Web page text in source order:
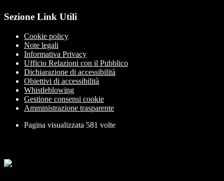
Sezione Link Utili
Cookie policy
Note legali
Informativa Privacy
Ufficio Relazioni con il Pubblico
Dichiarazione di accessibilità
Obiettivi di accessibilità
Whistleblowing
Gestione consensi cookie
Amministrazione trasparente
Pagina visualizzata 581 volte